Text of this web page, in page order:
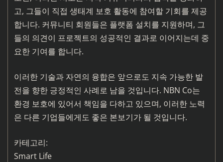
고, 그들이 직접 생태계 보호 활동에 참여할 기회를 제공
합니다. 커뮤니티 회원들은 플랫폼 설치를 지원하며, 그
들의 의견이 프로젝트의 성공적인 결과로 이어지는데 중
요한 기여를 합니다.
이러한 기술과 자연의 융합은 앞으로도 지속 가능한 발
전을 향한 긍정적인 사례로 남을 것입니다. NBN Co는
환경 보호에 있어서 책임을 다하고 있으며, 이러한 노력
은 다른 기업들에게도 좋은 본보기가 될 것입니다.
카테고리:
Smart Life